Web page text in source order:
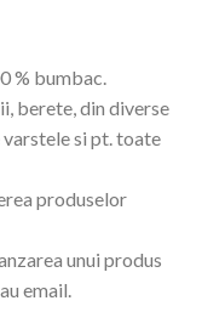
% bumbac.
berete, din diverse
si pt. toate
produselor
unui produs
email.